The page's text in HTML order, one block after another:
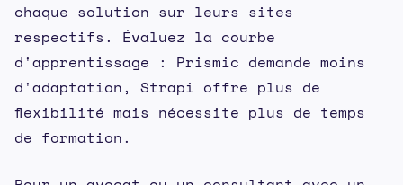
chaque solution sur leurs sites
respectifs. Évaluez la courbe
d'apprentissage : Prismic demande moins
d'adaptation, Strapi offre plus de
flexibilité mais nécessite plus de temps
de formation.